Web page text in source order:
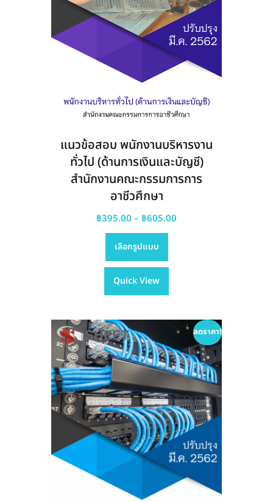
แนวข้อสอบ พนักงานบริหารงาน
ทั่วไป (ด้านการเงินและบัญชี)
สำนักงานคณะกรรมการการ
อาชีวศึกษา
฿395.00 – ฿605.00
เลือกรูปแบบ
This
has
variants.
options
may
be
chosen
on
the
product
page
Quick View
ลดราคา!